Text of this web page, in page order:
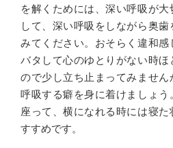
を解くためには、深い呼吸が
して、深い呼吸をしながら奥
みてください。おそらく違和感
バタして心のゆとりがない時
ので少し立ち止まってみませ
呼吸する癖を身に着けましょ
座って、横になれる時には寝
すすめです。